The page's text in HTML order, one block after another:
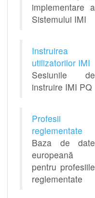
implementare a
Sistemului IMI
Instruirea
utilizatorilor IMI
Sesiunile de
instruire IMI PQ
Profesii
reglementate
Baza de date
europeană
pentru profesiile
reglementate